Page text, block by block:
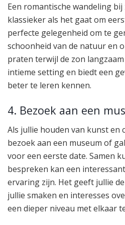
Een romantische wandeling
klassieker als het gaat om
perfecte gelegenheid om te
schoonheid van de natuur en
praten terwijl de zon
intieme setting en biedt een
beter te leren kennen.
4. Bezoek aan een
Als jullie houden van kunst en
bezoek aan een museum of
voor een eerste date. Samen
bespreken kan een
ervaring zijn. Het geeft jullie
jullie smaken en interesses
een dieper niveau met elkaar